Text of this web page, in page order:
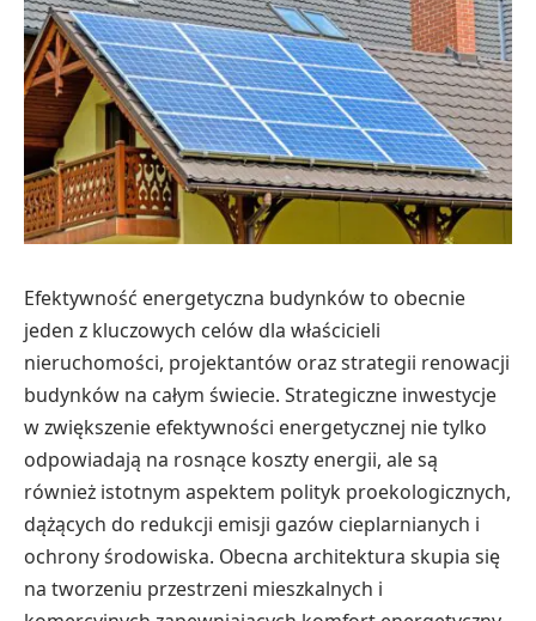
Efektywność energetyczna budynków to obecnie
jeden z kluczowych celów dla właścicieli
nieruchomości, projektantów oraz strategii renowacji
budynków na całym świecie. Strategiczne inwestycje
w zwiększenie efektywności energetycznej nie tylko
odpowiadają na rosnące koszty energii, ale są
również istotnym aspektem polityk proekologicznych,
dążących do redukcji emisji gazów cieplarnianych i
ochrony środowiska. Obecna architektura skupia się
na tworzeniu przestrzeni mieszkalnych i